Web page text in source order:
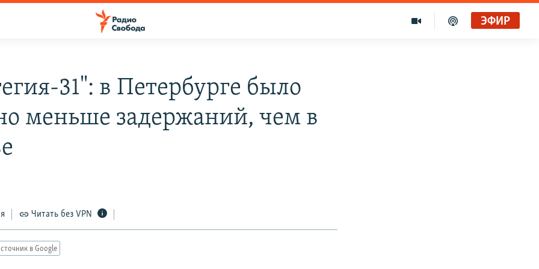
ЭФИР
31": в Петербурге было
меньше задержаний, чем в
Читать без VPN
в Google